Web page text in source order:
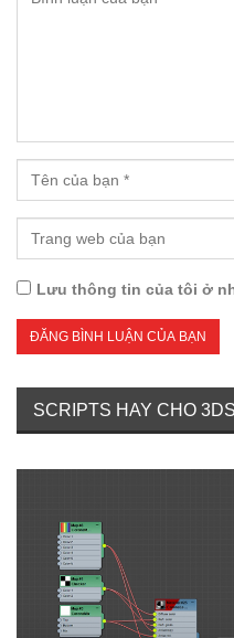
Lưu thông tin của tôi ở
SCRIPTS HAY CHO